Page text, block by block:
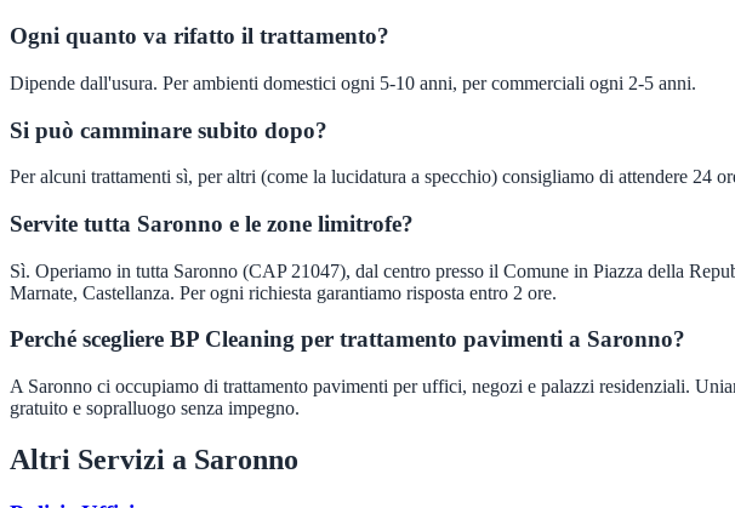
Ogni quanto va rifatto il trattamento?
Dipende dall'usura. Per ambienti domestici ogni 5-10 anni, per commerciali ogni 2-5 anni.
Si può camminare subito dopo?
Per alcuni trattamenti sì, per altri (come la lucidatura a specchio) consigliamo di attendere 24
Servite tutta Saronno e le zone limitrofe?
Sì. Operiamo in tutta Saronno (CAP 21047), dal centro presso il Comune in Piazza della
Marnate, Castellanza. Per ogni richiesta garantiamo risposta entro 2 ore.
Perché scegliere BP Cleaning per trattamento pavimenti a Saronno?
A Saronno ci occupiamo di trattamento pavimenti per uffici, negozi e palazzi residenziali.
gratuito e sopralluogo senza impegno.
Altri Servizi a Saronno